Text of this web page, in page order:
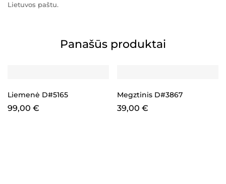
Lietuvos paštu.
Panašūs produktai
Liemenė D#5165
99,00 €
Megztinis D#3867
39,00 €